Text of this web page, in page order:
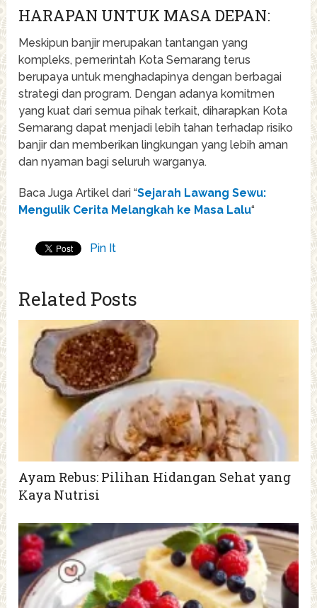
HARAPAN UNTUK MASA DEPAN:
Meskipun banjir merupakan tantangan yang
kompleks, pemerintah Kota Semarang terus
berupaya untuk menghadapinya dengan berbagai
strategi dan program. Dengan adanya komitmen
yang kuat dari semua pihak terkait, diharapkan Kota
Semarang dapat menjadi lebih tahan terhadap risiko
banjir dan memberikan lingkungan yang lebih aman
dan nyaman bagi seluruh warganya.
Baca Juga Artikel dari “Sejarah Lawang Sewu:
Mengulik Cerita Melangkah ke Masa Lalu“
Pin It
Related Posts
Ayam Rebus: Pilihan Hidangan Sehat yang
Kaya Nutrisi